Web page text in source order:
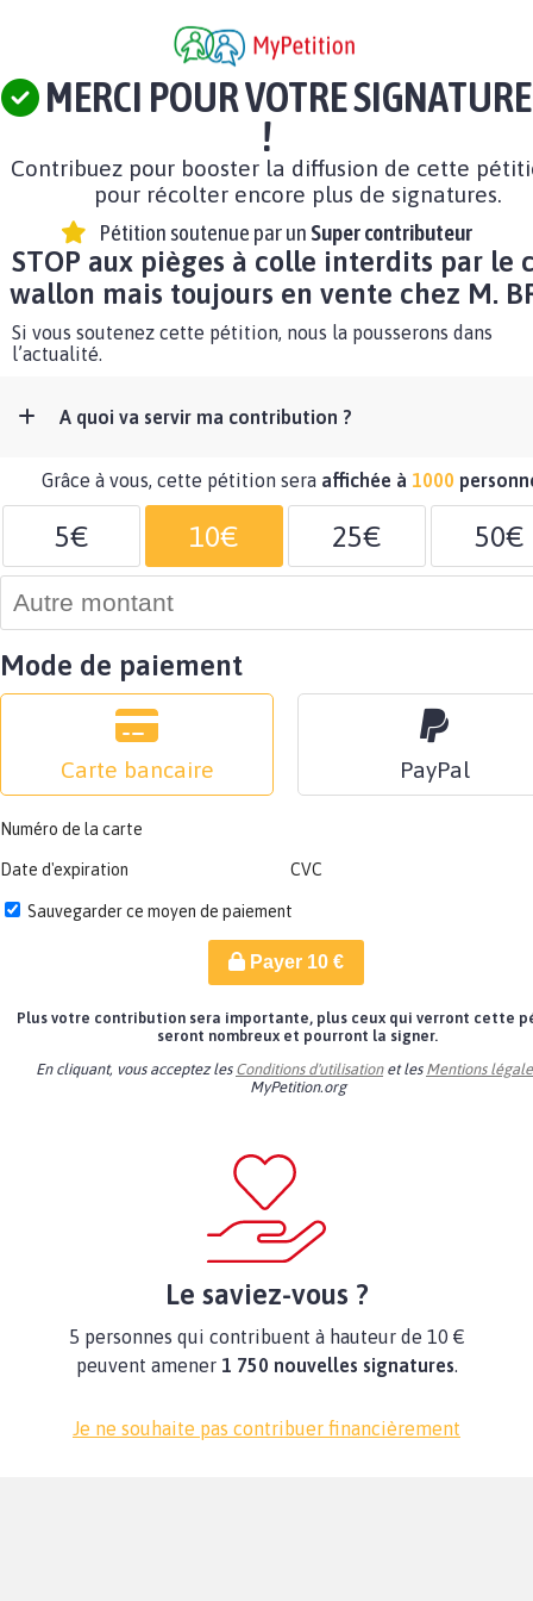
MERCI POUR VOTRE SIGNATURE
!
Contribuez pour booster la diffusion de cette
pour récolter encore plus de signatures.
Pétition soutenue par un Super contributeur
STOP aux pièges à colle interdits par le
wallon mais toujours en vente chez M.
Si vous soutenez cette pétition, nous la pousserons dans
l’actualité.
A quoi va servir ma contribution ?
Grâce à vous, cette pétition sera affichée à 1000
5€ 10€ 25€ 50€
Mode de paiement
Carte bancaire PayPal
Numéro de la carte
Date d'expiration CVC
Sauvegarder ce moyen de paiement
Payer 10€
Plus votre contribution sera importante, plus ceux qui verront cette
seront nombreux et pourront la signer.
En cliquant, vous acceptez les Conditions d'utilisationet les Mentions
MyPetition.org
Le saviez-vous ?
5 personnes qui contribuent à hauteur de 10 €
peuvent amener 1 750 nouvelles signatures.
Je ne souhaite pas contribuer financièrement